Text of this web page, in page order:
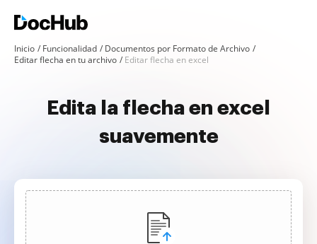
Inicio Funcionalidad
Documentos por Formato de Archivo
Editar flecha en tu archivo
Editar flecha en excel
Edita la flecha en excel
suavemente